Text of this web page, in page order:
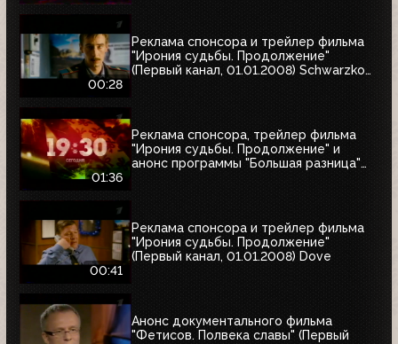
00:28
Реклама спонсора и трейлер фильма
"Ирония судьбы. Продолжение"
(Первый канал, 01.01.2008) Schwarzkopf
01:36
Реклама спонсора, трейлер фильма
"Ирония судьбы. Продолжение" и
анонс программы "Большая разница"
00:41
Реклама спонсора и трейлер фильма
"Ирония судьбы. Продолжение"
(Первый канал, 01.01.2008) Dove
Анонс документального фильма
"Фетисов. Полвека славы" (Первый